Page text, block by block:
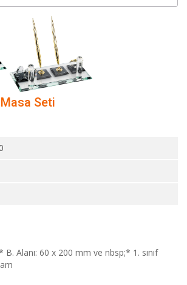
Seti
Alanı: 60 x 200 mm ve nbsp;* 1. sınıf